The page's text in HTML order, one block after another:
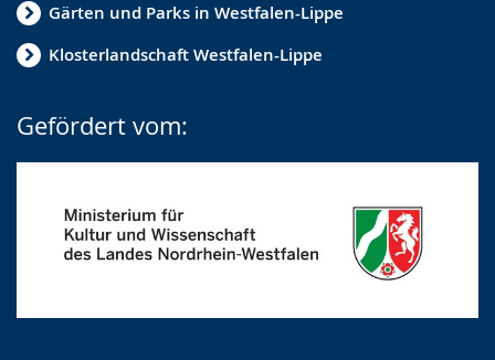
Gärten und Parks in Westfalen-Lippe
Klosterlandschaft Westfalen-Lippe
Gefördert vom: